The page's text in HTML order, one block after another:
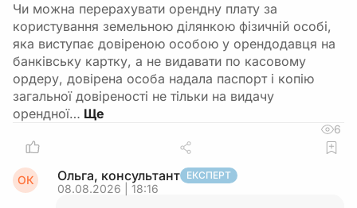
Чи можна перерахувати орендну плату за
користування земельною ділянкою фізичній особі,
яка виступає довіреною особою у орендодавця на
банківську картку, а не видавати по касовому
ордеру, довірена особа надала паспорт і копію
загальної довіреності не тільки на видачу
орендної…
6
ОК Ольга, консультант ЕКСПЕРТ
08.08.2026 | 18:16